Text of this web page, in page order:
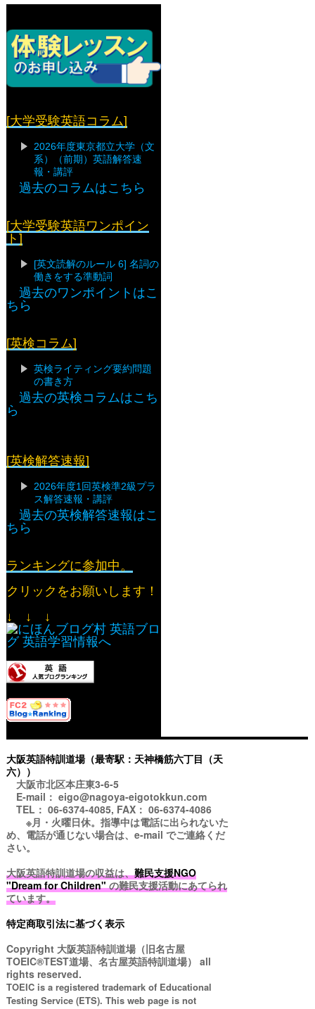
[大学受験英語コラム]
2026年度東京都立大学（文
系）（前期）英語解答速
報・講評
過去のコラムはこちら
[大学受験英語ワンポイン
ト]
[英文読解のルール 6] 名詞の
働きをする準動詞
過去のワンポイントはこ
ちら
[英検コラム]
英検ライティング要約問題
の書き方
過去の英検コラムはこち
ら
[英検解答速報]
2026年度1回英検準2級プラ
ス解答速報・講評
過去の英検解答速報はこ
ちら
ランキングに参加中。
クリックをお願いします！
↓ ↓ ↓
大阪英語特訓道場（最寄駅：天神橋筋六丁目（天
六））
大阪市北区本庄東3-6-5
E-mail： eigo@nagoya-eigotokkun.com
TEL： 06-6374-4085, FAX： 06-6374-4086
※月・火曜日休。指導中は電話に出られないた
め、電話が通じない場合は、e-mail でご連絡くだ
さい。
大阪英語特訓道場の収益は、難民支援NGO
"Dream for Children"の難民支援活動にあてられ
ています。
特定商取引法に基づく表示
Copyright 大阪英語特訓道場（旧名古屋
TOEIC®TEST道場、名古屋英語特訓道場） all
rights reserved.
TOEIC is a registered trademark of Educational
Testing Service (ETS). This web page is not